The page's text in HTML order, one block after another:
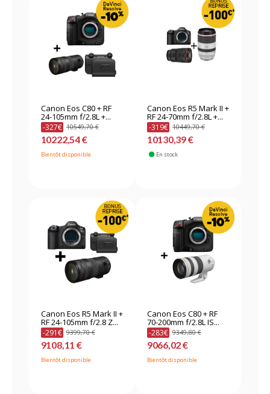
Canon Eos C80 + RF
24-105mm f/2.8L +...
-327€ 10549,70 €
10222,54 €
Bientôt disponible
Canon Eos R5 Mark II +
RF 24-70mm f/2.8L +...
-319€ 10449,70 €
10130,39 €
En stock
Canon Eos R5 Mark II +
RF 24-105mm f/2.8 Z...
-291€ 9399,70 €
9108,11 €
Bientôt disponible
Canon Eos C80 + RF
70-200mm f/2.8L IS...
-283€ 9349,80 €
9066,02 €
Bientôt disponible